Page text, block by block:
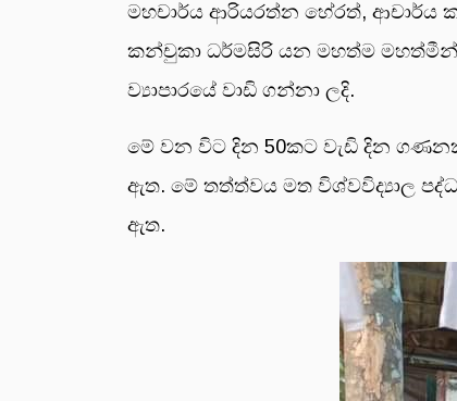
මහචාර්ය ආරියරත්න හේරත්, ආචාර්ය
කන්චුකා ධර්මසිරි යන මහත්ම මහත්මීන්
ව්‍යාපාරයේ වාඩි ගන්නා ලදි.
මේ වන විට දින 50කට වැඩි දින
ඇත. මේ තත්ත්වය මත විශ්වවිද්‍යාල
ඇත.